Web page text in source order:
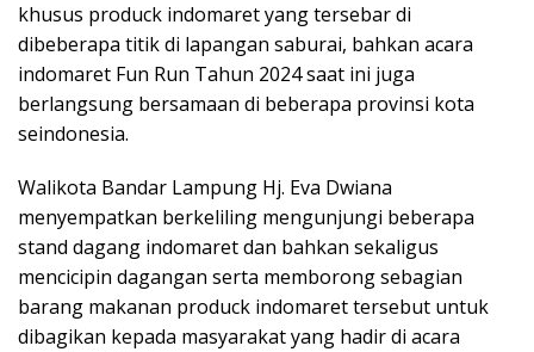
khusus produck indomaret yang tersebar di
dibeberapa titik di lapangan saburai, bahkan acara
indomaret Fun Run Tahun 2024 saat ini juga
berlangsung bersamaan di beberapa provinsi kota
seindonesia.
Walikota Bandar Lampung Hj. Eva Dwiana
menyempatkan berkeliling mengunjungi beberapa
stand dagang indomaret dan bahkan sekaligus
mencicipin dagangan serta memborong sebagian
barang makanan produck indomaret tersebut untuk
dibagikan kepada masyarakat yang hadir di acara